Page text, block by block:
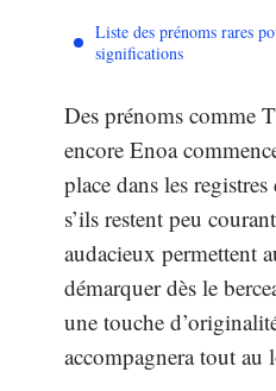
Liste des prénoms rares
significations
Des prénoms comme
encore Enoa
place dans les
s’ils restent peu
audacieux permettent
démarquer dès le
une touche
accompagnera tout au